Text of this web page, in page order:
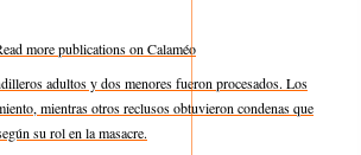
more publications on Calaméo
adultos y dos menores fueron procesados. Los
mientras otros reclusos obtuvieron condenas que
su rol en la masacre.